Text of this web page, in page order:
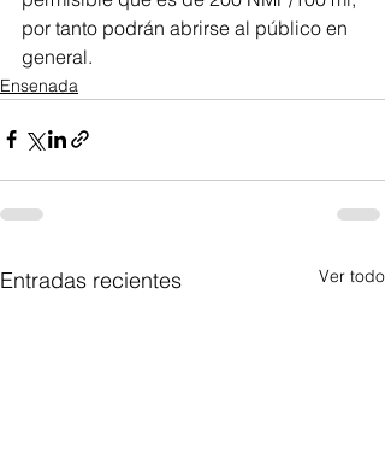
por tanto podrán abrirse al público en
general.
Ensenada
Entradas recientes Ver todo